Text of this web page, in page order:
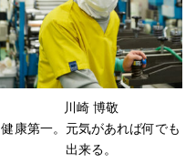
川崎 博敬
健康第一。元気があれば何でも
出来る。